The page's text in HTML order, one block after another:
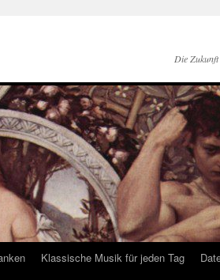
Die
Klassische Musik für jeden Tag